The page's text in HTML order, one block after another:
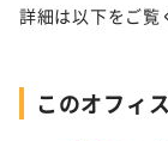
詳細は以下をご覧
このオフィ